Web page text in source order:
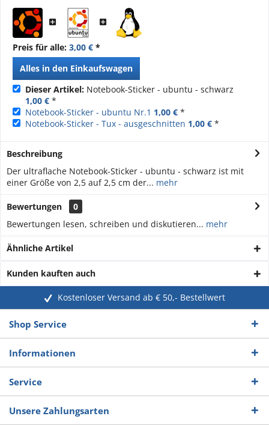
Preis für alle: 3,00 € *
Alles in den Einkaufswagen
Dieser Artikel: Notebook-Sticker - ubuntu - schwarz
1,00 € *
Notebook-Sticker - ubuntu Nr.1 1,00 € *
Notebook-Sticker - Tux - ausgeschnitten 1,00 € *
Beschreibung
Der ultraflache Notebook-Sticker - ubuntu - schwarz ist mit
einer Größe von 2,5 auf 2,5 cm der... mehr
Bewertungen
0
Bewertungen lesen, schreiben und diskutieren... mehr
Ähnliche Artikel
Kunden kauften auch
Kostenloser Versand ab € 50,- Bestellwert
Shop Service
Informationen
Service
Unsere Zahlungsarten